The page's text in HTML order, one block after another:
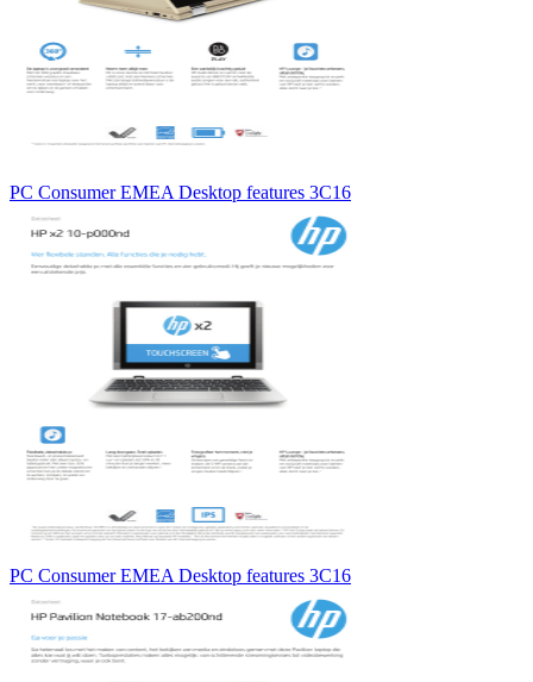
PC Consumer EMEA Desktop features 3C16
PC Consumer EMEA Desktop features 3C16